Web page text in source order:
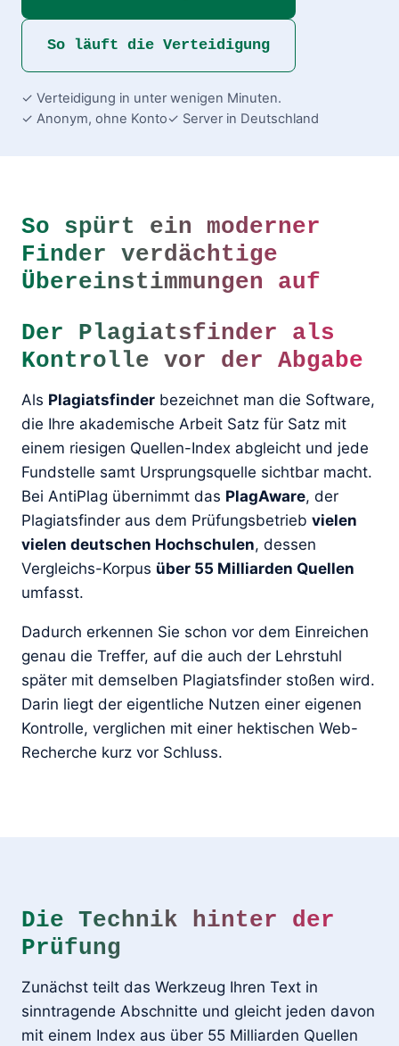
So läuft die Verteidigung
✓ Verteidigung in unter wenigen Minuten.
✓ Anonym, ohne Konto✓ Server in Deutschland
So spürt ein moderner
Finder verdächtige
Übereinstimmungen auf
Der Plagiatsfinder als
Kontrolle vor der Abgabe
Als Plagiatsfinder bezeichnet man die Software,
die Ihre akademische Arbeit Satz für Satz mit
einem riesigen Quellen-Index abgleicht und jede
Fundstelle samt Ursprungsquelle sichtbar macht.
Bei AntiPlag übernimmt das PlagAware, der
Plagiatsfinder aus dem Prüfungsbetrieb vielen
vielen deutschen Hochschulen, dessen
Vergleichs-Korpus über 55 Milliarden Quellen
umfasst.
Dadurch erkennen Sie schon vor dem Einreichen
genau die Treffer, auf die auch der Lehrstuhl
später mit demselben Plagiatsfinder stoßen wird.
Darin liegt der eigentliche Nutzen einer eigenen
Kontrolle, verglichen mit einer hektischen Web-
Recherche kurz vor Schluss.
Die Technik hinter der
Prüfung
Zunächst teilt das Werkzeug Ihren Text in
sinntragende Abschnitte und gleicht jeden davon
mit einem Index aus über 55 Milliarden Quellen